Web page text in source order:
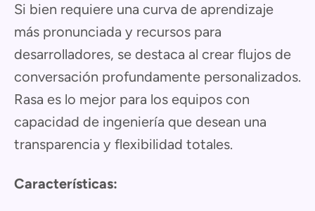
Si bien requiere una curva de aprendizaje
más pronunciada y recursos para
desarrolladores, se destaca al crear flujos de
conversación profundamente personalizados.
Rasa es lo mejor para los equipos con
capacidad de ingeniería que desean una
transparencia y flexibilidad totales.
Características: